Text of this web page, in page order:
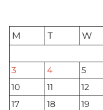
M
T W
3
4 5
10
11 12
17
18 19